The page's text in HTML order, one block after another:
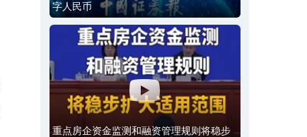
字人民币
重点房企资金监测和融资管理规则将稳步